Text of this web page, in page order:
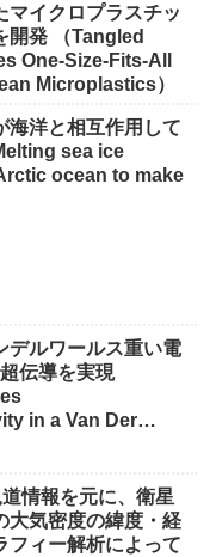
マイクロプラスチッ
開発 （Tangled
One-Size-Fits-All
Microplastics）
海洋と相互作用して
sea ice
ocean to make
デルワールス重い電
伝導を実現
in a Van Der
情報を元に、衛星
大気密度の緯度・経
フィー解析によって